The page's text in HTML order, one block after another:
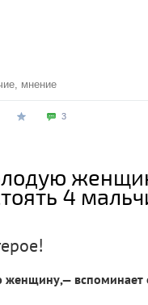
мнение
3
4
вспоминает